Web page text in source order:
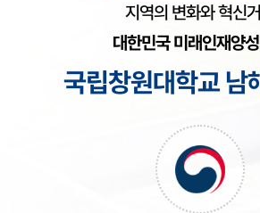
지역의 변화와 혁신
대한민국 미래인재양
국립창원대학교 남